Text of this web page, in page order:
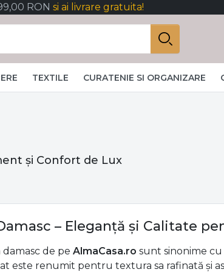
RON si ai livrare gratuita!
TEXTILE CURATENIE SI ORGANIZARE
și Confort de Lux
– Eleganță și Calitate
damasc de peAlmaCasa.ro sunt sinonime
este renumit pentru textura sa rafinată și